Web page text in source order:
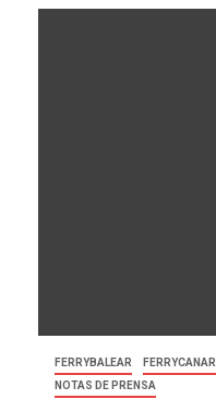
FERRYBALEAR
NOTAS DE PRENSA